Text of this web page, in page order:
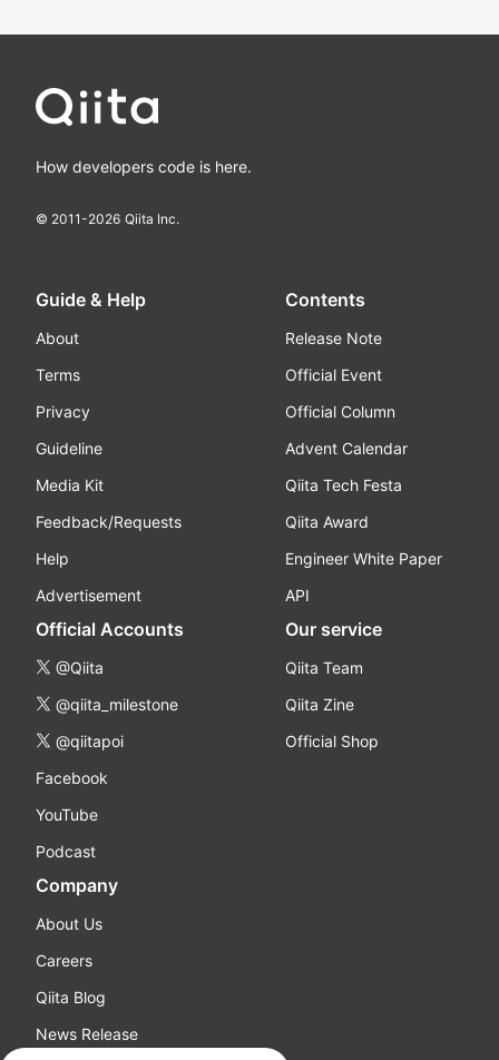
How developers code is here.
© 2011-2026 Qiita Inc.
Guide & Help
About
Terms
Privacy
Guideline
Media Kit
Feedback/Requests
Help
Advertisement
Contents
Release Note
Official Event
Official Column
Advent Calendar
Qiita Tech Festa
Qiita Award
Engineer White Paper
API
Official Accounts
@Qiita
@qiita_milestone
@qiitapoi
Facebook
YouTube
Podcast
Our service
Qiita Team
Qiita Zine
Official Shop
Company
About Us
Careers
Qiita Blog
News Release